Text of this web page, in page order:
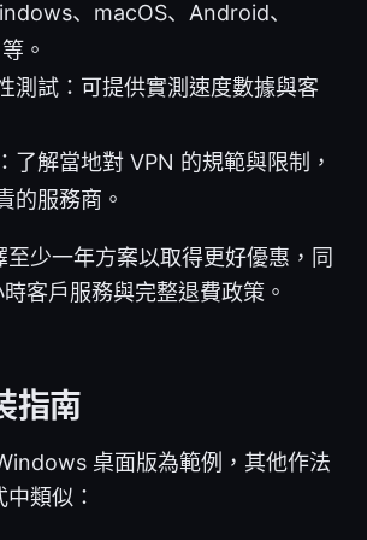
、macOS、Android、
。
測試：可提供實測速度數據與客
了解當地對 VPN 的規範與限制，
的服務商。
至少一年方案以取得更好優惠，同
客戶服務與完整退費政策。
指南
桌面版為範例，其他作法
類似：